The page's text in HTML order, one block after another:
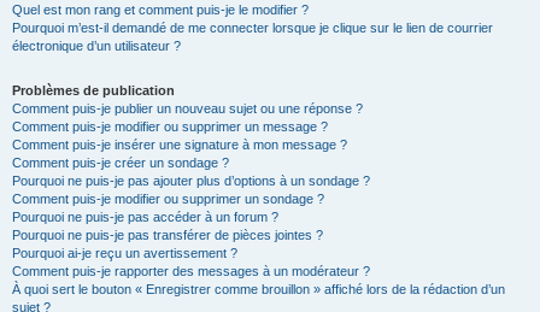
Quel est mon rang et comment puis-je le modifier ?
Pourquoi m’est-il demandé de me connecter lorsque je clique sur le lien de courrier
électronique d’un utilisateur ?
Problèmes de publication
Comment puis-je publier un nouveau sujet ou une réponse ?
Comment puis-je modifier ou supprimer un message ?
Comment puis-je insérer une signature à mon message ?
Comment puis-je créer un sondage ?
Pourquoi ne puis-je pas ajouter plus d’options à un sondage ?
Comment puis-je modifier ou supprimer un sondage ?
Pourquoi ne puis-je pas accéder à un forum ?
Pourquoi ne puis-je pas transférer de pièces jointes ?
Pourquoi ai-je reçu un avertissement ?
Comment puis-je rapporter des messages à un modérateur ?
À quoi sert le bouton « Enregistrer comme brouillon » affiché lors de la rédaction d’un
sujet ?